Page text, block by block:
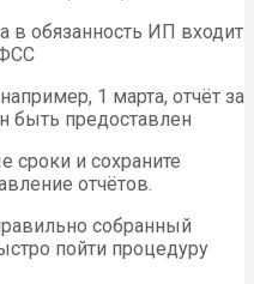
в обязанность ИП входит
1 марта, отчёт за
быть предоставлен
сроки и сохраните
отчётов.
собранный
пойти процедуру